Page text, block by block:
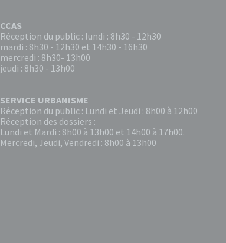
CCAS
Réception du public : lundi : 8h30 - 12h30
mardi : 8h30 - 12h30 et 14h30 - 16h30
mercredi : 8h30- 13h00
jeudi : 8h30 - 13h00
SERVICE URBANISME
Réception du public : Lundi et Jeudi : 8h00 à 12h00
Réception des dossiers :
Lundi et Mardi : 8h00 à 13h00 et 14h00 à 17h00.
Mercredi, Jeudi, Vendredi : 8h00 à 13h00